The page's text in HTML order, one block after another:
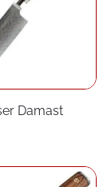
Damast